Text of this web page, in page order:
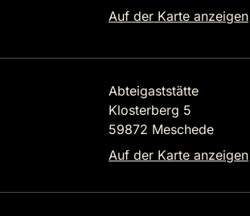
Auf der Karte anzeigen
Abteigaststätte
Klosterberg 5
59872 Meschede
Auf der Karte anzeigen